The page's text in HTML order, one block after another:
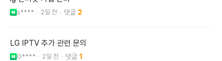
s**** 2일 전 2
LG IPTV 추가 관련 문의
O**** 2일 전 1